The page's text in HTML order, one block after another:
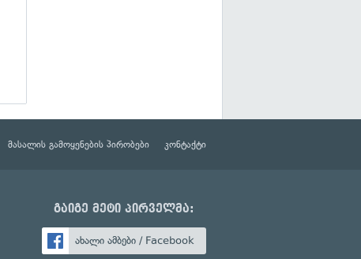
მასალის გამოყენების პირობები კონტაქტი
გაიგე მეტი პირველმა:
ახალი ამბები / Facebook